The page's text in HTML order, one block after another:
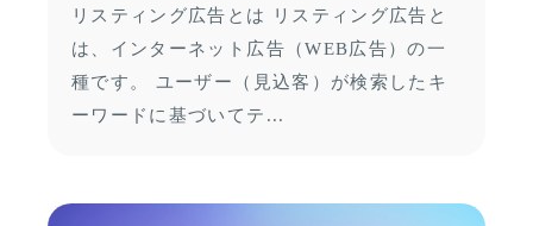
リスティング広告とは リスティング広告と
は、インターネット広告（WEB広告）の一
種です。 ユーザー（見込客）が検索したキ
ーワードに基づいてテ...